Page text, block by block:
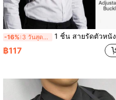
-16% 3 วันสุดท้าย 1 ชิ้น สายรัดตัวหนังลายเรขาคณิต เหมาะสำหรับการถ่ายภาพคอนเทนต์บล็อกเกอร์แฟชั่น การถ่ายภาพพอร์ตเทรตแฟชั่น ผู้ชื่นชอบการแต่งตัว การถ่ายภาพส่วนตัว
฿117